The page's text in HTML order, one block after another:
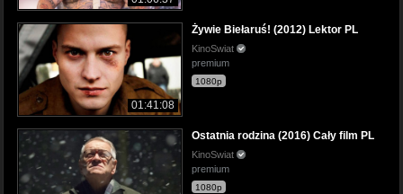
01:41:08
Żywie Biełaruś! (2012) Lektor PL
KinoSwiat
premium
1080p
Ostatnia rodzina (2016) Cały film PL
KinoSwiat
premium
1080p